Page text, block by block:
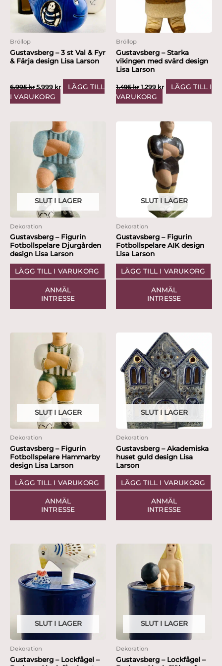
Bröllop
Gustavsberg – 3 st Val & Fyr
& Färja design Lisa Larson
6,995kr 5,999 kr
LÄGG TILL
I VARUKORG
Bröllop
Gustavsberg – Starka
vikingen med svärd design
Lisa Larson
1,495kr 1,299 kr
LÄGG TILL I
VARUKORG
SLUT I LAGER
Dekoration
Gustavsberg – Figurin
Fotbollspelare Djurgården
design Lisa Larson
LÄGG TILL I VARUKORG
ANMÄL
INTRESSE
SLUT I LAGER
Dekoration
Gustavsberg – Figurin
Fotbollspelare AIK design
Lisa Larson
LÄGG TILL I VARUKORG
ANMÄL
INTRESSE
SLUT I LAGER
Dekoration
Gustavsberg – Figurin
Fotbollspelare Hammarby
design Lisa Larson
LÄGG TILL I VARUKORG
ANMÄL
INTRESSE
SLUT I LAGER
Dekoration
Gustavsberg – Akademiska
huset guld design Lisa
Larson
LÄGG TILL I VARUKORG
ANMÄL
INTRESSE
SLUT I LAGER
Dekoration
Gustavsberg – Lockfågel –
SLUT I LAGER
Dekoration
Gustavsberg – Lockfågel –